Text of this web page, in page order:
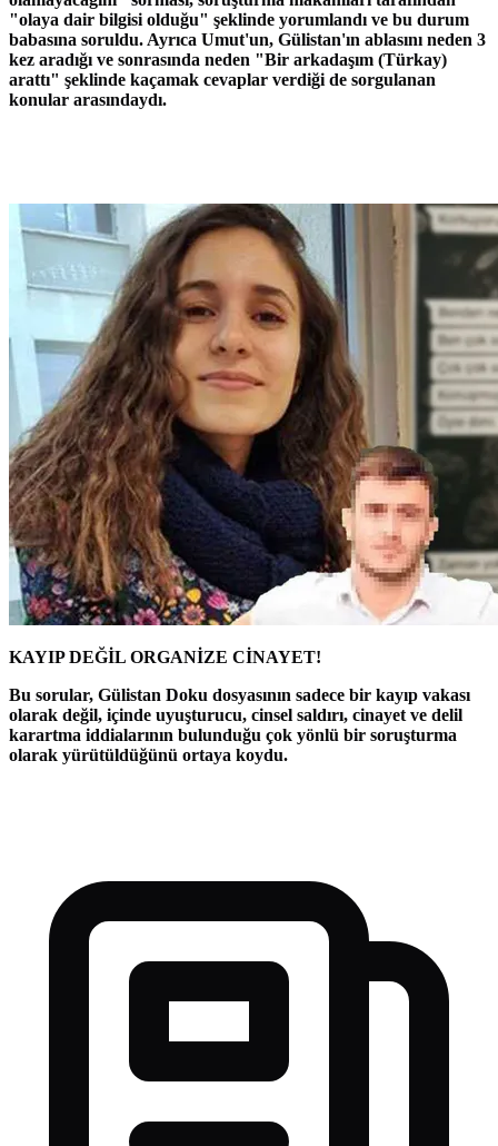
"olaya dair bilgisi olduğu" şeklinde yorumlandı ve bu durum
babasına soruldu. Ayrıca Umut'un, Gülistan'ın ablasını neden 3
kez aradığı ve sonrasında neden "Bir arkadaşım (Türkay)
arattı" şeklinde kaçamak cevaplar verdiği de sorgulanan
konular arasındaydı.
KAYIP DEĞİL ORGANİZE CİNAYET!
Bu sorular, Gülistan Doku dosyasının sadece bir kayıp vakası
olarak değil, içinde uyuşturucu, cinsel saldırı, cinayet ve delil
karartma iddialarının bulunduğu çok yönlü bir soruşturma
olarak yürütüldüğünü ortaya koydu.